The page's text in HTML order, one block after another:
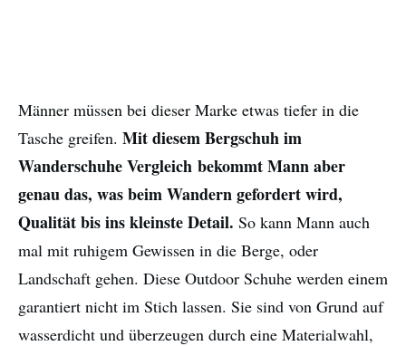
Männer müssen bei dieser Marke etwas tiefer in die
Tasche greifen. Mit diesem Bergschuh im
Wanderschuhe Vergleich bekommt Mann aber
genau das, was beim Wandern gefordert wird,
Qualität bis ins kleinste Detail. So kann Mann auch
mal mit ruhigem Gewissen in die Berge, oder
Landschaft gehen. Diese Outdoor Schuhe werden einem
garantiert nicht im Stich lassen. Sie sind von Grund auf
wasserdicht und überzeugen durch eine Materialwahl,